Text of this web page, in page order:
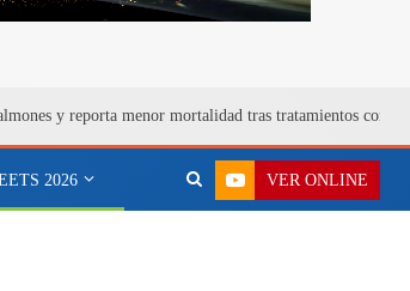
y reporta menor mortalidad tras tratamientos
2026 VER ONLINE